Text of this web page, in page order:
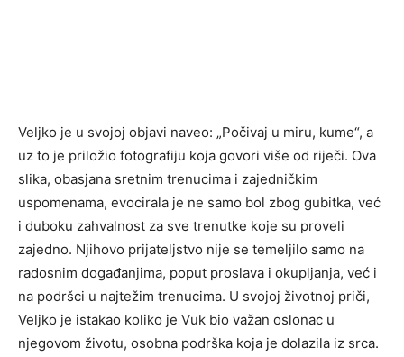
Veljko je u svojoj objavi naveo: „Počivaj u miru, kume“, a
uz to je priložio fotografiju koja govori više od riječi. Ova
slika, obasjana sretnim trenucima i zajedničkim
uspomenama, evocirala je ne samo bol zbog gubitka, već
i duboku zahvalnost za sve trenutke koje su proveli
zajedno. Njihovo prijateljstvo nije se temeljilo samo na
radosnim događanjima, poput proslava i okupljanja, već i
na podršci u najtežim trenucima. U svojoj životnoj priči,
Veljko je istakao koliko je Vuk bio važan oslonac u
njegovom životu, osobna podrška koja je dolazila iz srca.